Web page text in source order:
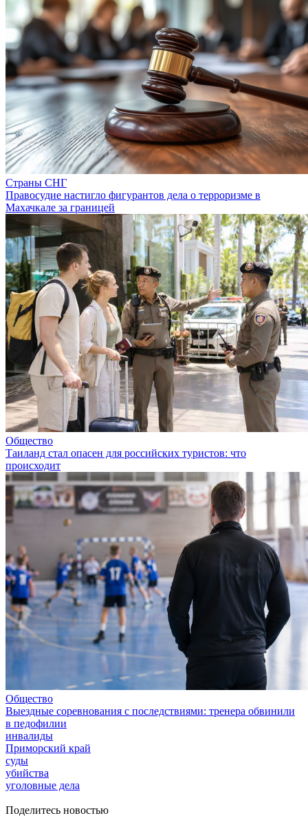
Страны СНГ
Правосудие настигло фигурантов дела о терроризме в
Махачкале за границей
Общество
Таиланд стал опасен для российских туристов: что
происходит
Общество
Выездные соревнования с последствиями: тренера обвинили
в педофилии
инвалиды
Приморский край
суды
убийства
уголовные дела
Поделитесь новостью